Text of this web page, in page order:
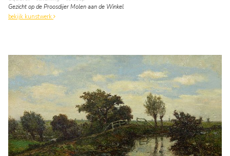
Gezicht op de Proosdijer Molen aan de Winkel
bekijk kunstwerk